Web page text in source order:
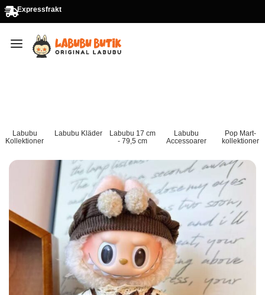
Expressfrakt
Labubu
Kollektioner
Labubu Kläder
Labubu 17 cm
- 79,5 cm
Labubu
Accessoarer
Pop Mart-
kollektioner